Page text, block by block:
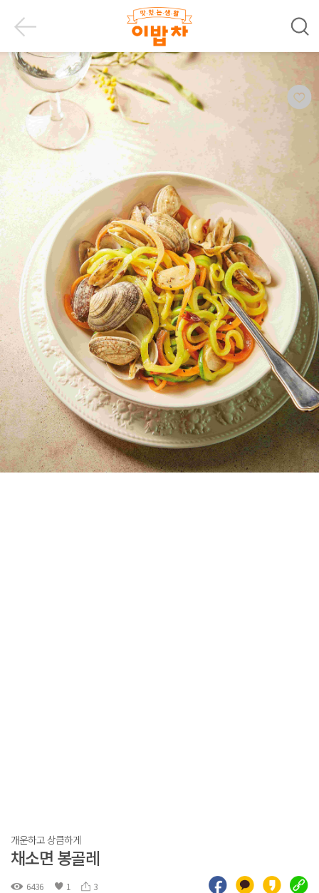
개운하고 상큼하게
채소면 봉골레
6436 1 3